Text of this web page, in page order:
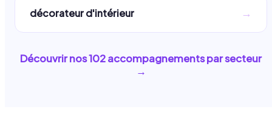
décorateur d'intérieur →
Découvrir nos102accompagnements par secteur
→